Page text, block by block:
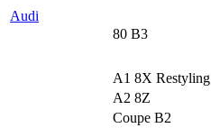
Audi
80 B3
A1 8X Restyling
A2 8Z
Coupe B2